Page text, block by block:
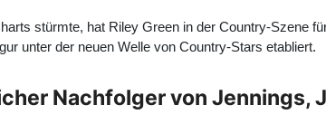
stürmte, hat Riley Green in der Country-Szene
unter der neuen Welle von Country-Stars etabliert.
Nachfolger von Jennings,